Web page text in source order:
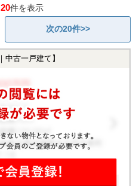
件を表示
次の20件>>
中古一戸建て】